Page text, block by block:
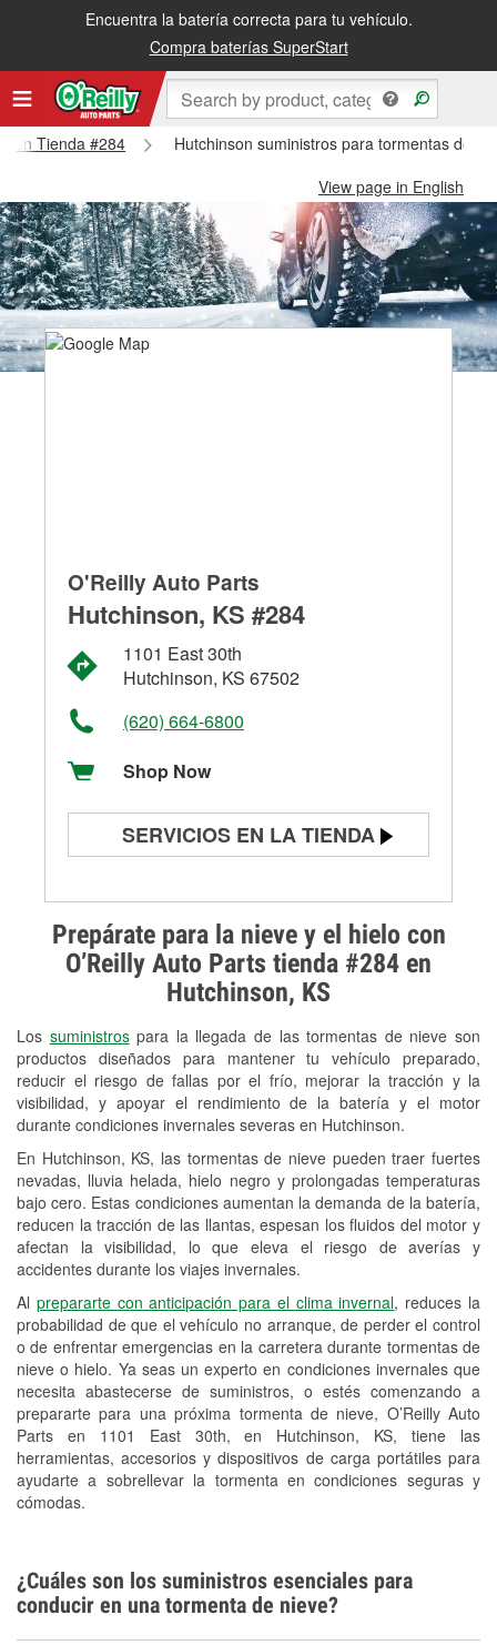
Encuentra la batería correcta para tu vehículo.
Compra baterías SuperStart
Tienda #284
Hutchinson suministros para tormentas de
View page in English
Prepárate para la nieve y el hielo con
O’Reilly Auto Parts tienda #284 en
Hutchinson, KS
Los suministrospara la llegada de las tormentas de nieve son
productos diseñados para mantener tu vehículo preparado,
reducir el riesgo de fallas por el frío, mejorar la tracción y la
visibilidad, y apoyar el rendimiento de la batería y el motor
durante condiciones invernales severas en Hutchinson.
En Hutchinson, KS, las tormentas de nieve pueden traer fuertes
nevadas, lluvia helada, hielo negro y prolongadas temperaturas
bajo cero. Estas condiciones aumentan la demanda de la batería,
reducen la tracción de las llantas, espesan los fluidos del motor y
afectan la visibilidad, lo que eleva el riesgo de averías y
accidentes durante los viajes invernales.
Al prepararte con anticipación para el clima invernal, reduces la
probabilidad de que el vehículo no arranque, de perder el control
o de enfrentar emergencias en la carretera durante tormentas de
nieve o hielo. Ya seas un experto en condiciones invernales que
necesita abastecerse de suministros, o estés comenzando a
prepararte para una próxima tormenta de nieve, O’Reilly Auto
Parts en 1101 East 30th, en Hutchinson, KS, tiene las
herramientas, accesorios y dispositivos de carga portátiles para
ayudarte a sobrellevar la tormenta en condiciones seguras y
cómodas.
O'Reilly Auto Parts
Hutchinson, KS #284
1101 East 30th
Hutchinson, KS 67502
(620) 664-6800
Shop Now
SERVICIOS EN LA TIENDA
Prueba de alternadores y
arrancadores
Revisión de la luz "Check Engine"
Reciclaje de baterías y aceite
Instalación de bombillas de faros
Instalación de limpiaparabrisas
Programa de Préstamo de
Herramientas
Rectificación de tambores y discos de
freno
Snowstorm Supplies
Tornado Supplies
Conoce más
¿Cuáles son los suministros esenciales para
conducir en una tormenta de nieve?